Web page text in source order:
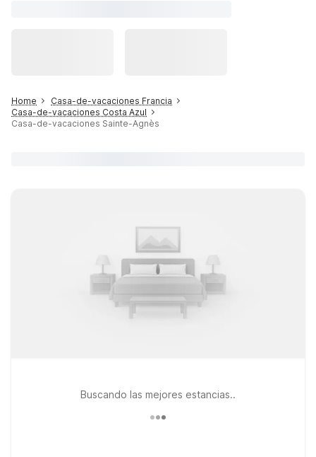
Home
Casa-de-vacaciones Francia
Casa-de-vacaciones Costa Azul
Casa-de-vacaciones Sainte-Agnès
Buscando las mejores estancias..